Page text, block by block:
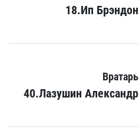
18.Ип Брэндон
Вратарь
40.Лазушин Александр